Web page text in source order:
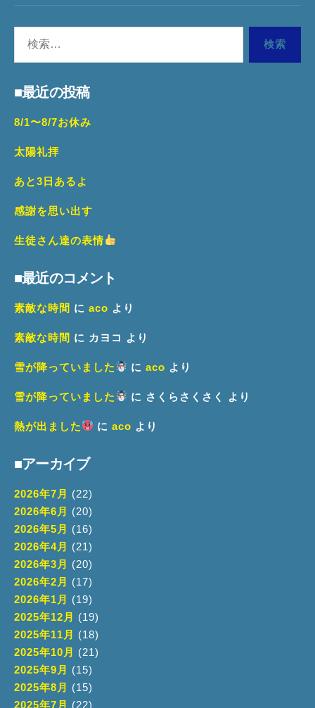
象:
■最近の投稿
8/1〜8/7お休み
太陽礼拝
あと3日あるよ
感謝を思い出す
生徒さん達の表情
■最近のコメント
素敵な時間 に aco より
素敵な時間 に カヨコ より
雪が降っていました に aco より
雪が降っていました に さくらさくさく より
熱が出ました に aco より
■アーカイブ
2026年7月
(22)
2026年6月
(20)
2026年5月
(16)
2026年4月
(21)
2026年3月
(20)
2026年2月
(17)
2026年1月
(19)
2025年12月
(19)
2025年11月
(18)
2025年10月
(21)
2025年9月
(15)
2025年8月
(15)
2025年7月
(22)